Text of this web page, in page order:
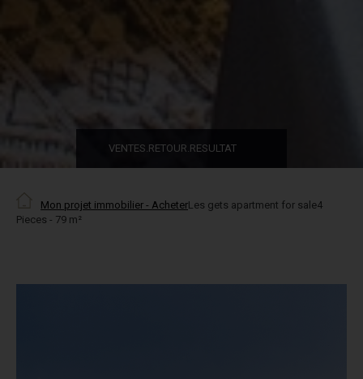
VENTES.RETOUR.RESULTAT
Mon projet immobilier - AcheterLes gets apartment for sale4
Pieces - 79 m²